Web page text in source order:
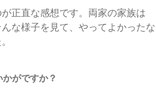
正直な感想です。両家の家族は
な様子を見て、やってよかったな
がですか？